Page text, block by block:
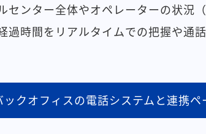
センター全体やオペレーターの状況
過時間をリアルタイムでの把握や通
ックオフィスの電話システムと連携ペ